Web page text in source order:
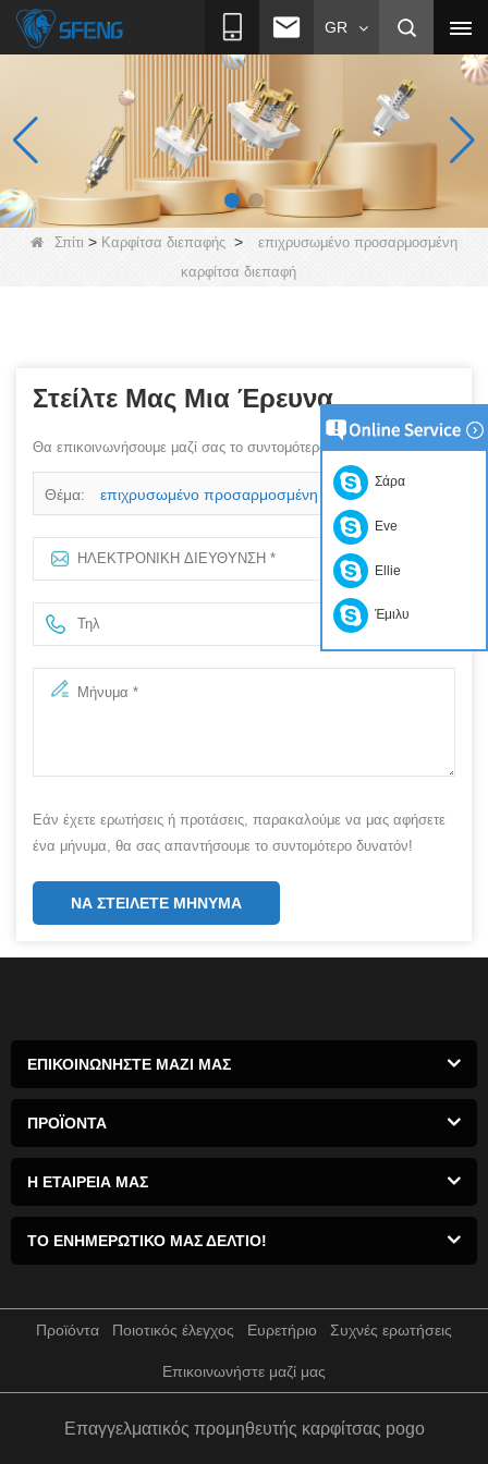
GR
Σπίτι > Καρφίτσα διεπαφής >
επιχρυσωμένο προσαρμοσμένη
καρφίτσα διεπαφή
Στείλτε Μας Μια Έρευνα
Θα επικοινωνήσουμε μαζί σας το συντομότερο δυνατόν!
Θέμα: επιχρυσωμένο προσαρμοσμένη καρφίτσα
διεπαφή
Εάν έχετε ερωτήσεις ή προτάσεις, παρακαλούμε να μας αφήσετε
ένα μήνυμα, θα σας απαντήσουμε το συντομότερο δυνατόν!
ΝΑ ΣΤΕΊΛΕΤΕ ΜΉΝΥΜΑ
ΕΠΙΚΟΙΝΩΝΗΣΤΕ ΜΑΖΙ ΜΑΣ
ΠΡΟΪΌΝΤΑ
Η ΕΤΑΙΡΕΙΑ ΜΑΣ
ΤΟ ΕΝΗΜΕΡΩΤΙΚΌ ΜΑΣ ΔΕΛΤΊΟ!
Προϊόντα Ποιοτικός έλεγχος Ευρετήριο Συχνές ερωτήσεις
Επικοινωνήστε μαζί μας
Επαγγελματικός προμηθευτής καρφίτσας pogo
Σάρα
Eve
Ellie
Έμιλυ